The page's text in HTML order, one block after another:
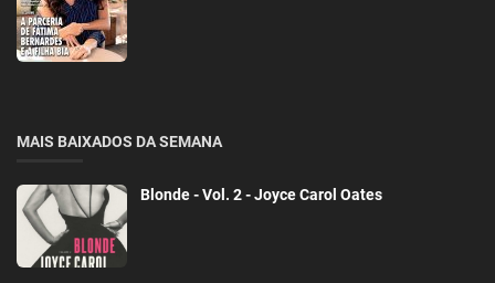
MAIS BAIXADOS DA SEMANA
Blonde - Vol. 2 - Joyce Carol Oates